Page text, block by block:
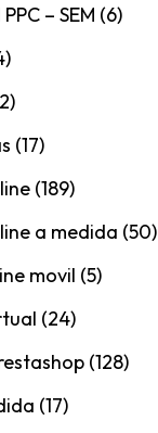
– SEM (6)
(17)
(189)
a medida (50)
movil (5)
(24)
(128)
(17)